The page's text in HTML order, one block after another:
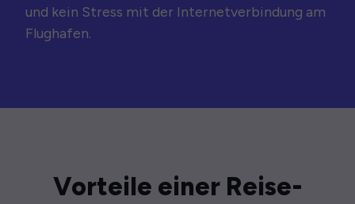
und kein Stress mit der Internetverbindung am
Flughafen.
Vorteile einer Reise-